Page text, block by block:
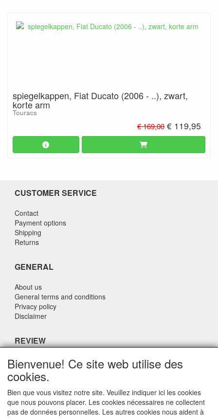
spiegelkappen, Fiat Ducato (2006 - ..), zwart,
korte arm
Touracs
€ 169,00 € 119,95
CUSTOMER SERVICE
Contact
Payment options
Shipping
Returns
GENERAL
About us
General terms and conditions
Privacy policy
Disclaimer
REVIEW
What do others say about us?
Customers rate our service, price and speed with an average
score of 9.4 (Q1 Quality Report 2024)
CONTACT DETAILS
Bienvenue! Ce site web utilise des
cookies.
Bien que vous visitez notre site. Veuillez indiquer ici les cookies
que nous pouvons placer. Les cookies nécessaires ne collectent
pas de données personnelles. Les autres cookies nous aident à